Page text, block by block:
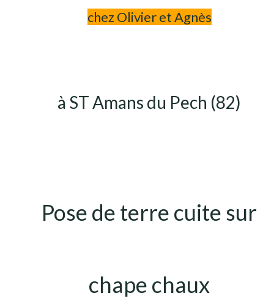
chez Olivier et Agnès
à ST Amans du Pech (82)
Pose de terre cuite sur
chape chaux